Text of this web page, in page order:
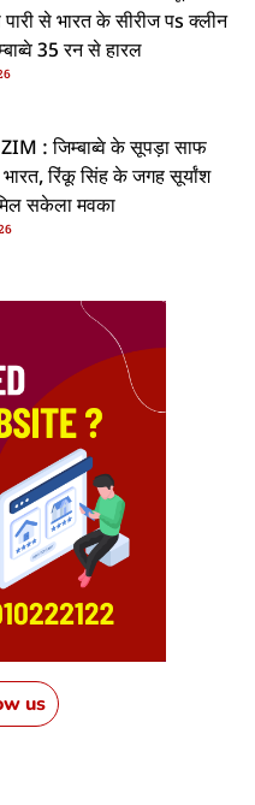
से भारत के सीरीज पs क्लीन
35 रन से हारल
: जिम्बाब्वे के सूपड़ा साफ
रिंकू सिंह के जगह सूर्यांश
सकेला मवका
us